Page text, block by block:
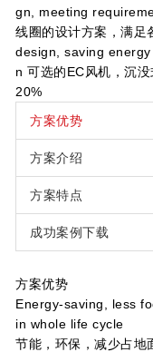
gn, meeting
线圈的设计方案，满
design, saving
n 可选的EC风机，沉
20%
方案优势
方案介绍
方案特点
成功案例下载
方案优势
Energy-saving, less
in whole life cycle
节能，环保，减少占地